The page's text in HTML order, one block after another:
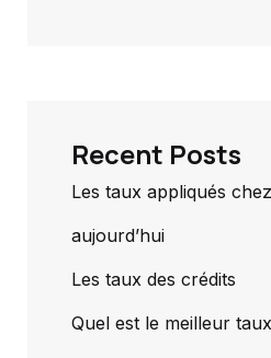
Recent Posts
Les taux appliqués
aujourd’hui
Les taux des crédits
Quel est le meilleur